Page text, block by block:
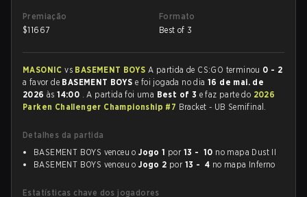
Premiação
$11667
Formato
Best of 3
MASONICvs BASEMENT BOYSA partida de CS:GO terminou 0 - 2
a favor de BASEMENT BOYSe foi jogada no dia16 de mai. de
2026 às14:00 . A partida foi uma Best of 3 e faz parte do 2026
Parken Challenger Championship #7 Bracket - UB Semifinal.
Detalhes da partida
BASEMENT BOYS venceu oJogo 1 por 13 - 10 no mapa Dust II
BASEMENT BOYS venceu oJogo 2 por 13 - 4 no mapa Inferno
Estatísticas chave dos jogadores